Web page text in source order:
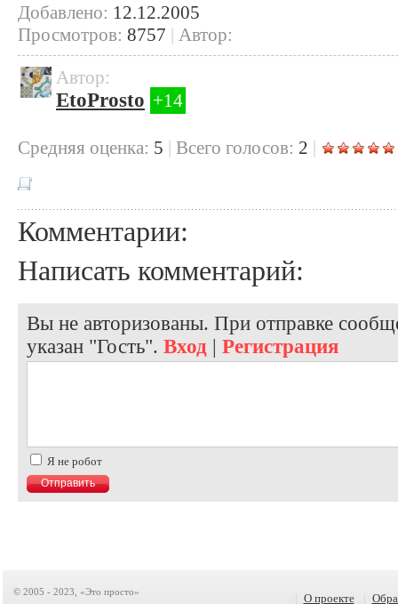
Добавлено: 12.12.2005
Просмотров: 8757 | Автор:
Автор:
EtoProsto +14
Cредняя оценка: 5 | Всего голосов: 2 |
Комментарии:
Написать комментарий:
Вы не авторизованы. При отправке
указан "Гость". Вход | Регистрация
Я не робот
© 2005 - 2023, «Это просто» О проекте